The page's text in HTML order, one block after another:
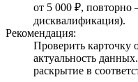
от 5 000 ₽,
дисквалификация).
Рекомендация:
Проверить карточку
актуальность
раскрытие в